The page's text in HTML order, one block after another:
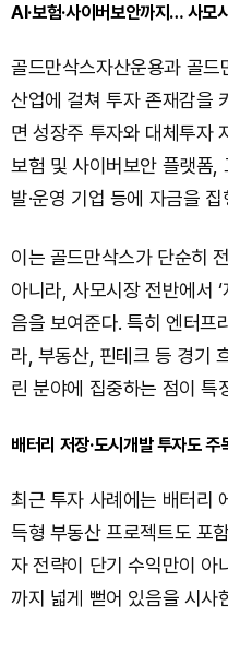
AI·보험·사이버보안까지… 사모
골드만삭스자산운용과 골드
산업에 걸쳐 투자 존재감을
면 성장주 투자와 대체투자
보험 및 사이버보안 플랫폼,
발·운영 기업 등에 자금을 집
이는 골드만삭스가 단순히
아니라, 사모시장 전반에서
음을 보여준다. 특히 엔터프
라, 부동산, 핀테크 등 경기
린 분야에 집중하는 점이 특
배터리 저장·도시개발 투자도 주
최근 투자 사례에는 배터리
득형 부동산 프로젝트도 포
자 전략이 단기 수익만이 아
까지 넓게 뻗어 있음을 시사